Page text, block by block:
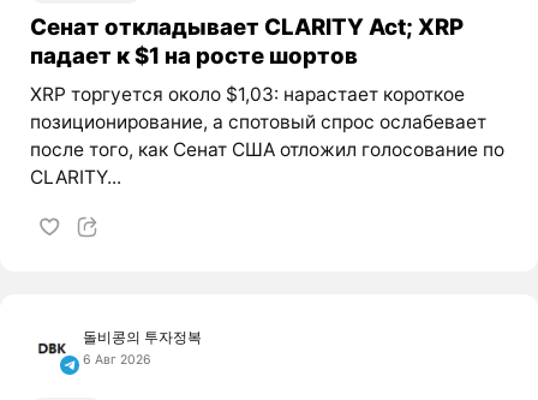
Сенат откладывает CLARITY Act; XRP
падает к $1 на росте шортов
XRP торгуется около $1,03: нарастает короткое
позиционирование, а спотовый спрос ослабевает
после того, как Сенат США отложил голосование по
CLARITY...
돌비콩의 투자정복
6 Авг 2026